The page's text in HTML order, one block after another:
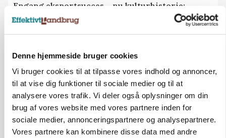
Denne hjemmeside bruger cookies
Vi bruger cookies til at tilpasse vores indhold og annoncer,
til at vise dig funktioner til sociale medier og til at
analysere vores trafik. Vi deler også oplysninger om din
brug af vores website med vores partnere inden for
sociale medier, annonceringspartnere og analysepartnere.
Vores partnere kan kombinere disse data med andre
Engang eksportsucces – nu kulturhistorie:
Gammel sæd kan redde truet race